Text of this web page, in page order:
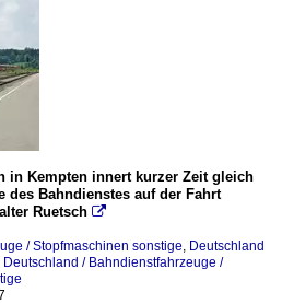
in Kempten innert kurzer Zeit gleich
des Bahndienstes auf der Fahrt
Ruetsch 
/ Stopfmaschinen sonstige Deutschland
Deutschland / Bahndienstfahrzeuge /